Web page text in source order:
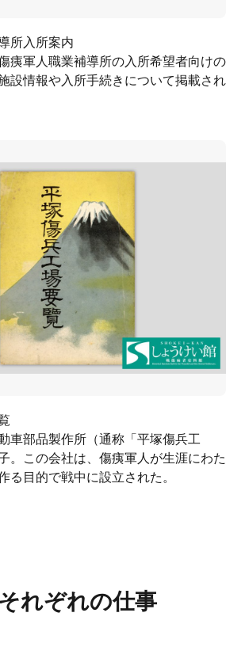
所入所案内
痍軍人職業補導所の入所希望者向けの
設情報や入所手続きについて掲載され
車部品製作所（通称「平塚傷兵工
。この会社は、傷痍軍人が生涯にわた
る目的で戦中に設立された。
れぞれの仕事